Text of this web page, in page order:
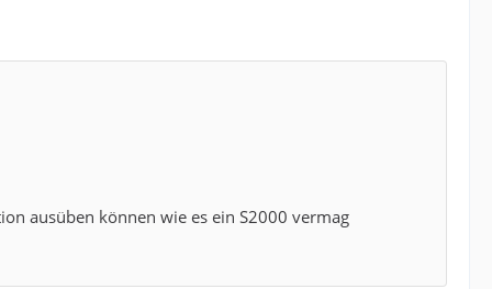
ausüben können wie es ein S2000 vermag